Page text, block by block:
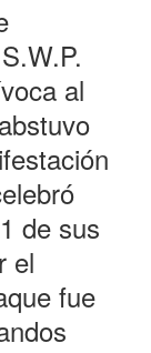
al
de sus
el
fue